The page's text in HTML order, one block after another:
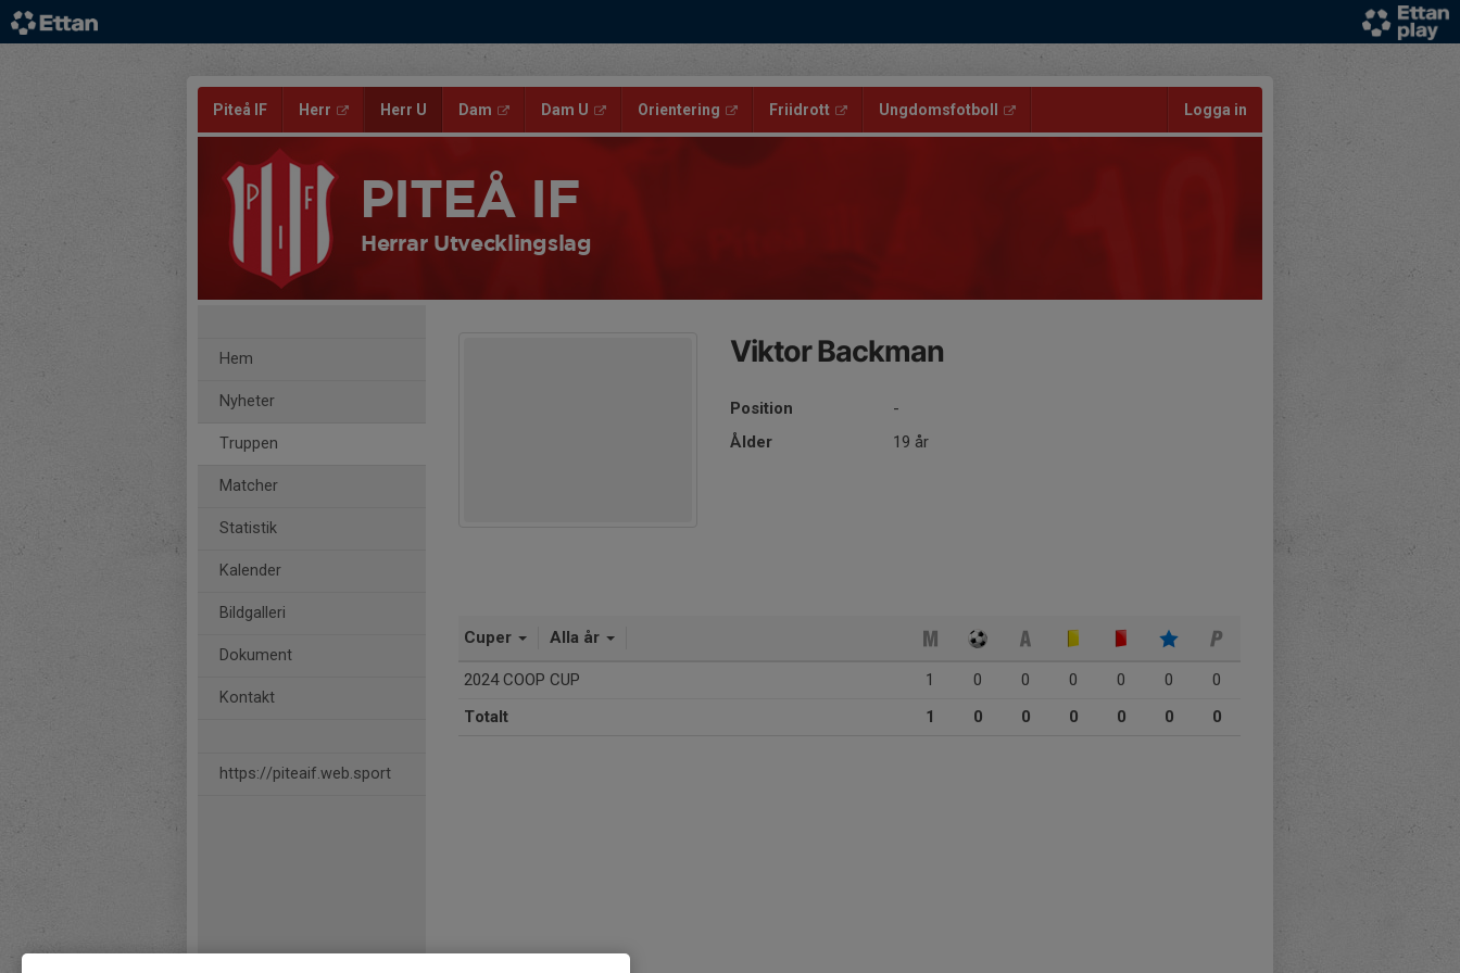
Piteå IF Herr Herr U Dam Dam U Orientering Friidrott Ungdomsfotboll Logga in
PITEÅ IF
Herrar Utvecklingslag
Hem
Nyheter
Truppen
Matcher
Statistik
Kalender
Bildgalleri
Dokument
Kontakt
https://piteaif.web.sport
Viktor Backman
Position
-
Ålder
19 år
Cuper Alla år
2024 COOP CUP 1 0 0 0 0 0
0
Totalt
1 0 0 0 0 0 0